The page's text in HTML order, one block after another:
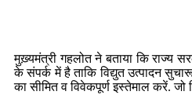
मुख़्यमंत्री गहलोत ने बताया कि राज्य
के संपर्क में है ताकि विद्युत उत्पादन
का सीमित व विवेकपूर्ण इस्तेमाल करें.